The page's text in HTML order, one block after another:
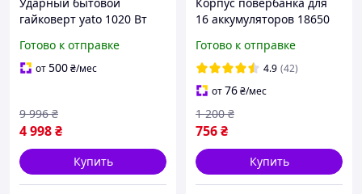
гайковерт yato 1020 Вт
шиномонтажа,
электрогайковерт YATO с
Готово к отправке
от500₴/мес
4 998₴
9 996 ₴
Купить
16 аккумуляторов 18650
быстрой зарядкой PD-QI
на винтах с дисплеем
Готово к отправке
4.9 (42)
от76₴/мес
756₴
1 200 ₴
Купить